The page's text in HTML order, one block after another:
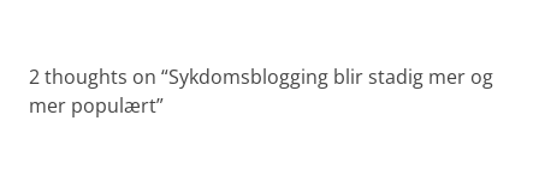
2 thoughts on “Sykdomsblogging blir stadig mer og
mer populært”